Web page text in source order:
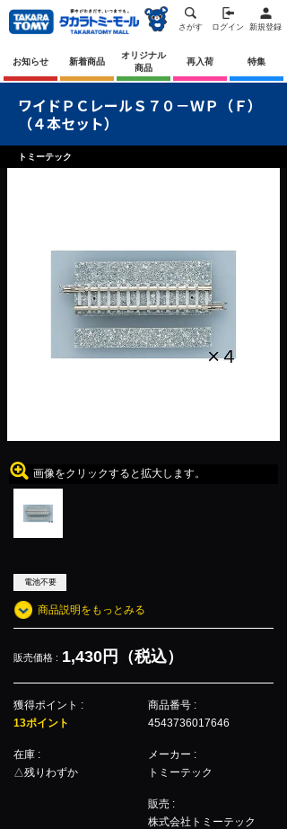
さがす ログイン 新規登録
お知らせ 新着商品
オリジナル
商品
再入荷 特集
ワイドＰＣレールＳ７０－ＷＰ（Ｆ）
（４本セット）
トミーテック
画像をクリックすると拡大します。
電池不要
商品説明をもっとみる
販売価格 : 1,430円（税込）
獲得ポイント :
13ポイント
在庫 :
△残りわずか
商品番号 :
4543736017646
メーカー :
トミーテック
販売 :
株式会社トミーテック